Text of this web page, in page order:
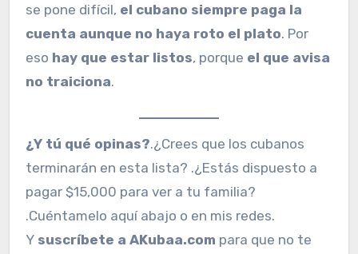
se pone difícil, el cubano siempre paga la
cuenta aunque no haya roto el plato. Por
eso hay que estar listos, porque el que avisa
no traiciona.
¿Y tú qué opinas?.¿Crees que los cubanos
terminarán en esta lista? .¿Estás dispuesto a
pagar $15,000 para ver a tu familia?
.Cuéntamelo aquí abajo o en mis redes.
Y suscríbete a AKubaa.com para que no te